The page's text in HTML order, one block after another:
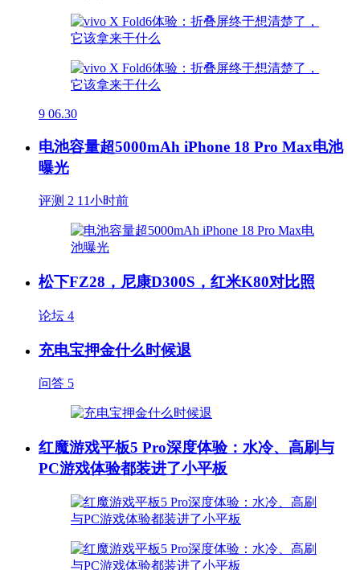
9 06.30
电池容量超5000mAh iPhone 18 Pro Max电池
曝光
评测 2 11小时前
松下FZ28，尼康D300S，红米K80对比照
论坛 4
充电宝押金什么时候退
问答 5
红魔游戏平板5 Pro深度体验：水冷、高刷与
PC游戏体验都装进了小平板